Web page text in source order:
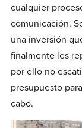
cualquier
comunicación.
una inversión
finalmente les
por ello no
presupuesto
cabo.